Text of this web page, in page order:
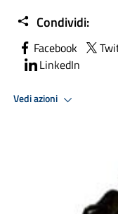
Condividi:
Facebook
LinkedIn
Vedi azioni